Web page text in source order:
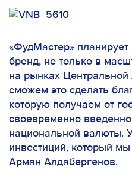
«ФудМастер» планирует
бренд, не только в
на рынках Центральной
сможем это сделать
которую получаем от
своевременно
национальной валюты.
инвестиций, который
Арман Алдабергенов.